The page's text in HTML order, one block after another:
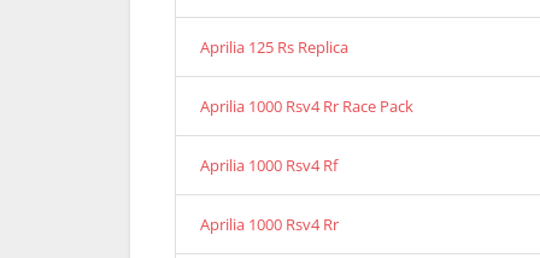
Aprilia 125 Rs Replica
Aprilia 1000 Rsv4 Rr Race Pack
Aprilia 1000 Rsv4 Rf
Aprilia 1000 Rsv4 Rr